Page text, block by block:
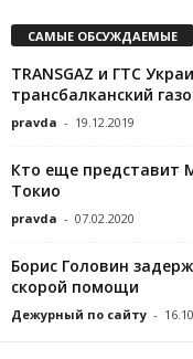
САМЫЕ ОБСУЖДАЕМЫЕ
TRANSGAZ и ГТС
трансбалканский
pravda - 19.12.2019
Кто еще представит
Токио
pravda - 07.02.2020
Борис Головин
скорой помощи
Дежурный по сайту -